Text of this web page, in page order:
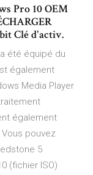
Pro 10 OEM
Clé d'activ.
été équipé du
également
Media Player
également
pouvez
5
(fichier ISO)